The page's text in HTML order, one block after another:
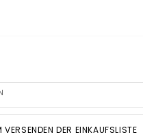
DER EINKAUFSLISTE